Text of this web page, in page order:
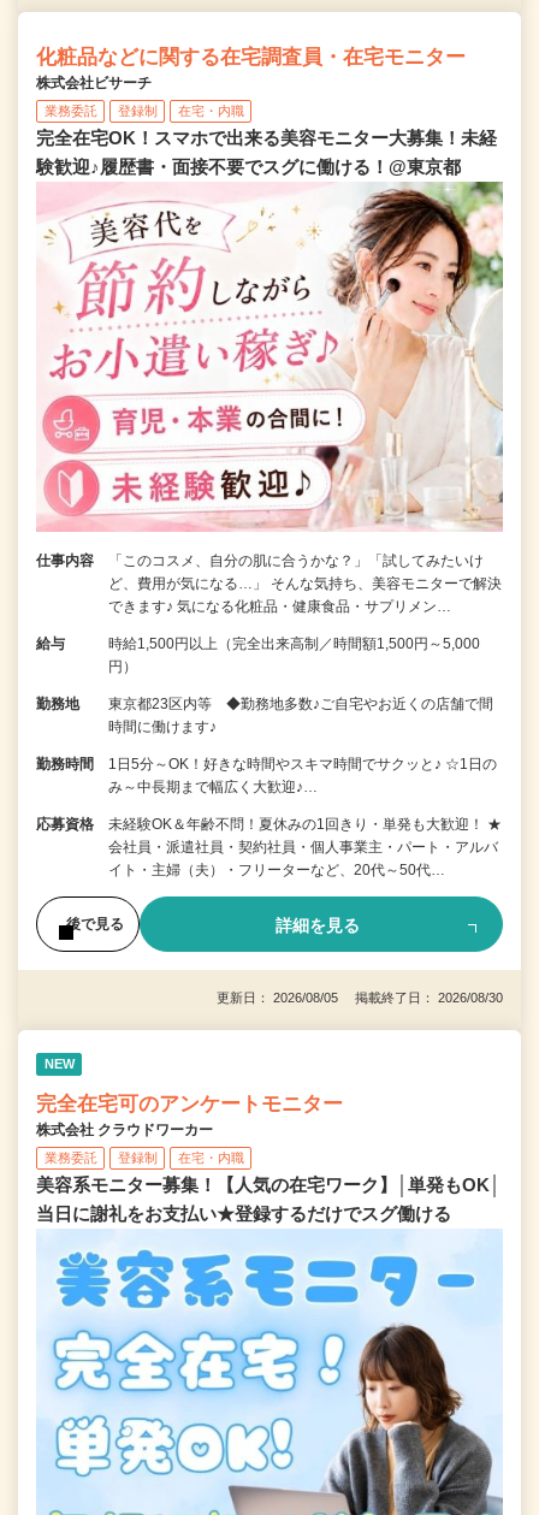
化粧品などに関する在宅調査員・在宅モニター
株式会社ビサーチ
業務委託 登録制 在宅・内職
完全在宅OK！スマホで出来る美容モニター大募集！未経
験歓迎♪履歴書・面接不要でスグに働ける！@東京都
仕事内容
「このコスメ、自分の肌に合うかな？」「試してみたいけ
ど、費用が気になる…」 そんな気持ち、美容モニターで解決
できます♪ 気になる化粧品・健康食品・サプリメン…
給与
時給1,500円以上（完全出来高制／時間額1,500円～5,000
円）
勤務地
東京都23区内等 ◆勤務地多数♪ご自宅やお近くの店舗で間
時間に働けます♪
勤務時間
1日5分～OK！好きな時間やスキマ時間でサクッと♪ ☆1日の
み～中長期まで幅広く大歓迎♪…
応募資格
未経験OK＆年齢不問！夏休みの1回きり・単発も大歓迎！ ★
会社員・派遣社員・契約社員・個人事業主・パート・アルバ
イト・主婦（夫）・フリーターなど、20代～50代…
後で見る 詳細を見る
更新日： 2026/08/05 掲載終了日： 2026/08/30
NEW
完全在宅可のアンケートモニター
株式会社 クラウドワーカー
業務委託 登録制 在宅・内職
美容系モニター募集！【人気の在宅ワーク】│単発もOK│
当日に謝礼をお支払い★登録するだけでスグ働ける